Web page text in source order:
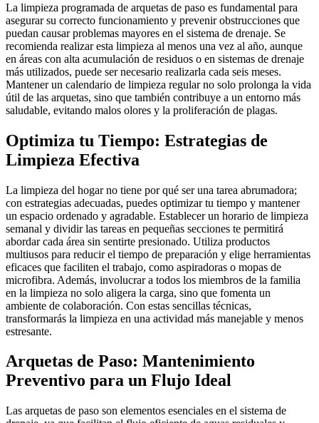
La limpieza programada de arquetas de paso es fundamental para
asegurar su correcto funcionamiento y prevenir obstrucciones que
puedan causar problemas mayores en el sistema de drenaje. Se
recomienda realizar esta limpieza al menos una vez al año, aunque
en áreas con alta acumulación de residuos o en sistemas de drenaje
más utilizados, puede ser necesario realizarla cada seis meses.
Mantener un calendario de limpieza regular no solo prolonga la vida
útil de las arquetas, sino que también contribuye a un entorno más
saludable, evitando malos olores y la proliferación de plagas.
Optimiza tu Tiempo: Estrategias de
Limpieza Efectiva
La limpieza del hogar no tiene por qué ser una tarea abrumadora;
con estrategias adecuadas, puedes optimizar tu tiempo y mantener
un espacio ordenado y agradable. Establecer un horario de limpieza
semanal y dividir las tareas en pequeñas secciones te permitirá
abordar cada área sin sentirte presionado. Utiliza productos
multiusos para reducir el tiempo de preparación y elige herramientas
eficaces que faciliten el trabajo, como aspiradoras o mopas de
microfibra. Además, involucrar a todos los miembros de la familia
en la limpieza no solo aligera la carga, sino que fomenta un
ambiente de colaboración. Con estas sencillas técnicas,
transformarás la limpieza en una actividad más manejable y menos
estresante.
Arquetas de Paso: Mantenimiento
Preventivo para un Flujo Ideal
Las arquetas de paso son elementos esenciales en el sistema de